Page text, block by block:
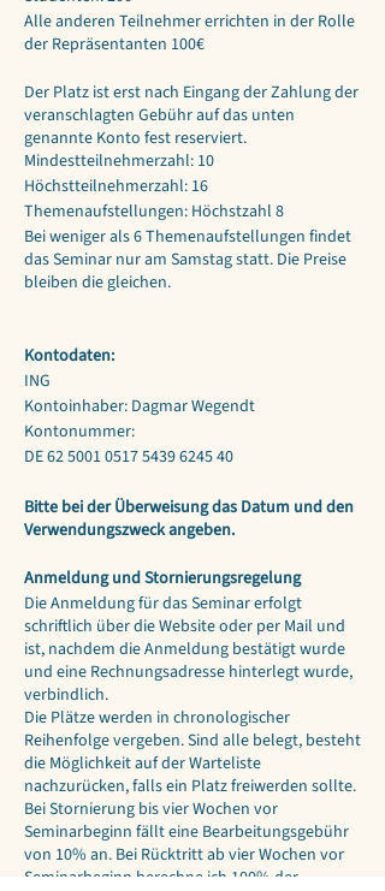
Alle anderen Teilnehmer errichten in der Rolle
der Repräsentanten 100€
Der Platz ist erst nach Eingang der Zahlung der
veranschlagten Gebühr auf das unten
genannte Konto fest reserviert.
Mindestteilnehmerzahl: 10
Höchstteilnehmerzahl: 16
Themenaufstellungen: Höchstzahl 8
Bei weniger als 6 Themenaufstellungen findet
das Seminar nur am Samstag statt. Die Preise
bleiben die gleichen.
Kontodaten:
ING
Kontoinhaber: Dagmar Wegendt
Kontonummer:
DE 62 5001 0517 5439 6245 40
Bitte bei der Überweisung das Datum und den
Verwendungszweck angeben.
Anmeldung und Stornierungsregelung
Die Anmeldung für das Seminar erfolgt
schriftlich über die Website oder per Mail und
ist, nachdem die Anmeldung bestätigt wurde
und eine Rechnungsadresse hinterlegt wurde,
verbindlich.
Die Plätze werden in chronologischer
Reihenfolge vergeben. Sind alle belegt, besteht
die Möglichkeit auf der Warteliste
nachzurücken, falls ein Platz freiwerden sollte.
Bei Stornierung bis vier Wochen vor
Seminarbeginn fällt eine Bearbeitungsgebühr
von 10% an. Bei Rücktritt ab vier Wochen vor
Seminarbeginn berechne ich 100% der